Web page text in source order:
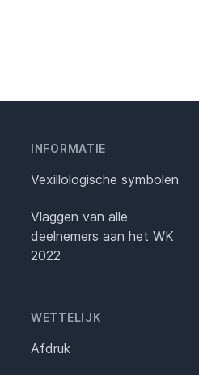
INFORMATIE
Vexillologische symbolen
Vlaggen van alle
deelnemers aan het WK
2022
WETTELIJK
Afdruk